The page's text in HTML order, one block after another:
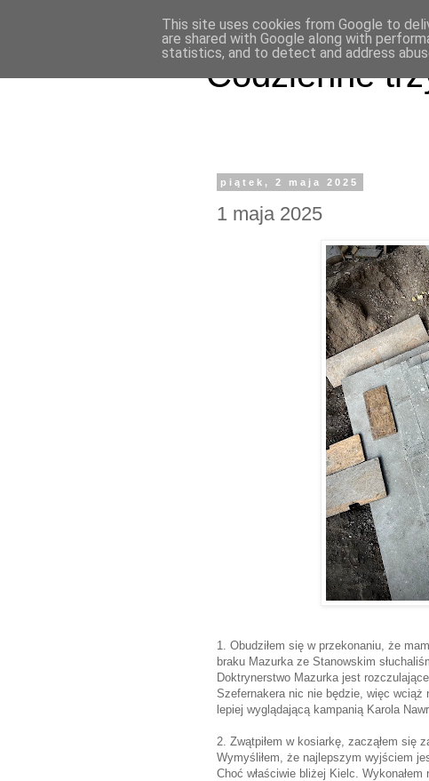
Codzienne
piątek, 2 maja 2025
1 maja 2025
1. Obudziłem się w przekonaniu, że
braku Mazurka ze Stanowskim
Doktrynerstwo Mazurka jest
Szefernakera nic nie będzie, więc wciąż
lepiej wyglądającą kampanią Karola
2. Zwątpiłem w kosiarkę, zacząłem się
Wymyśliłem, że najlepszym wyjściem
Choć właściwie bliżej Kielc.
This site uses cookies from Google to
are shared with Google along with
statistics, and to detect and address